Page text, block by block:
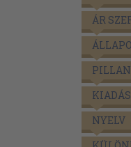
ÁR
NYELV